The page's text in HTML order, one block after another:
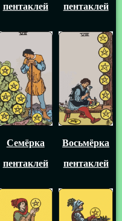
пентаклей
пентаклей
Семёрка
пентаклей
Восьмёрка
пентаклей